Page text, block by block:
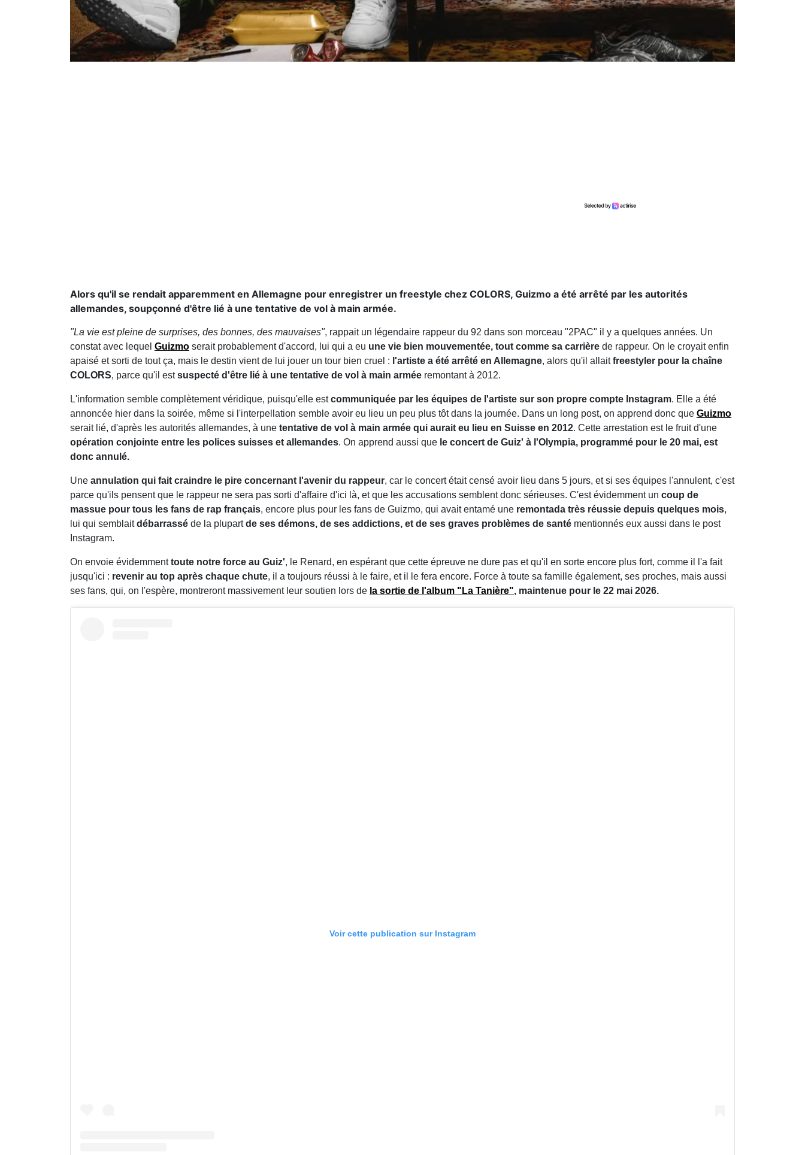
Alors qu'il se rendait apparemment en Allemagne pour enregistrer un freestyle chez COLORS, Guizmo a été arrêté par les autorités
allemandes, soupçonné d'être lié à une tentative de vol à main armée.
"La vie est pleine de surprises, des bonnes, des mauvaises", rappait un légendaire rappeur du 92 dans son morceau "2PAC" il y a quelques années. Un
constat avec lequel Guizmo serait probablement d'accord, lui qui a eu une vie bien mouvementée, tout comme sa carrière de rappeur. On le croyait enfin
apaisé et sorti de tout ça, mais le destin vient de lui jouer un tour bien cruel : l'artiste a été arrêté en Allemagne, alors qu'il allaitfreestyler pour la chaîne
COLORS, parce qu'il estsuspecté d'être lié à une tentative de vol à main armée remontant à 2012.
L'information semble complètement véridique, puisqu'elle estcommuniquée par les équipes de l'artiste sur son propre compte Instagram. Elle a été
annoncée hier dans la soirée, même si l'interpellation semble avoir eu lieu un peu plus tôt dans la journée. Dans un long post, on apprend donc que Guizmo
serait lié, d'après les autorités allemandes, à une tentative de vol à main armée qui aurait eu lieu en Suisse en 2012. Cette arrestation est le fruit d'une
opération conjointe entre les polices suisses et allemandes. On apprend aussi que le concert de Guiz' à l'Olympia, programmé pour le 20 mai, est
donc annulé.
Une annulation qui fait craindre le pire concernant l'avenir du rappeur, car le concert était censé avoir lieu dans 5 jours, et si ses équipes l'annulent, c'est
parce qu'ils pensent que le rappeur ne sera pas sorti d'affaire d'ici là, et que les accusations semblent donc sérieuses. C'est évidemment un coup de
massue pour tous les fans de rap français, encore plus pour les fans de Guizmo, qui avait entamé une remontada très réussie depuis quelques mois,
lui qui semblaitdébarrassé de la plupartde ses démons, de ses addictions, et de ses graves problèmes de santé mentionnés eux aussi dans le post
Instagram.
On envoie évidemmenttoute notre force au Guiz', le Renard, en espérant que cette épreuve ne dure pas et qu'il en sorte encore plus fort, comme il l'a fait
jusqu'ici : revenir au top après chaque chute, il a toujours réussi à le faire, et il le fera encore. Force à toute sa famille également, ses proches, mais aussi
ses fans, qui, on l'espère, montreront massivement leur soutien lors de la sortie de l'album "La Tanière", maintenue pour le 22 mai 2026.
Voir cette publication sur Instagram